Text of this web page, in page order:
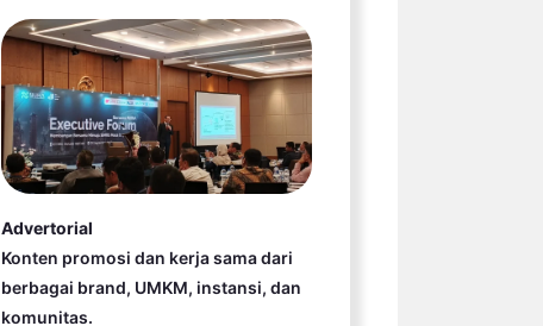
Advertorial
Konten promosi dan kerja sama dari
berbagai brand, UMKM, instansi, dan
komunitas.